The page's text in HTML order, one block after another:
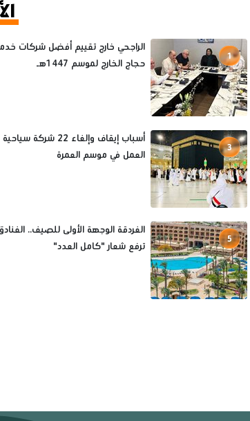
1
الراجحي خارج تقييم أفضل شركات
حجاج الخارج لموسم 1447هـ
3
أسباب إيقاف وإلغاء 22 شركة
العمل في موسم العمرة
5
الغردقة الوجهة الأولى للصيف..
ترفع شعار "كامل العدد"